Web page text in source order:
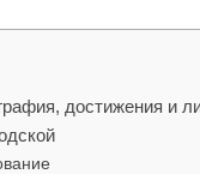
достижения и